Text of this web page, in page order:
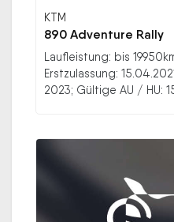
KTM
890 Adventure Rally
Laufleistung: bis
Erstzulassung:
2023; Gültige AU / HU: